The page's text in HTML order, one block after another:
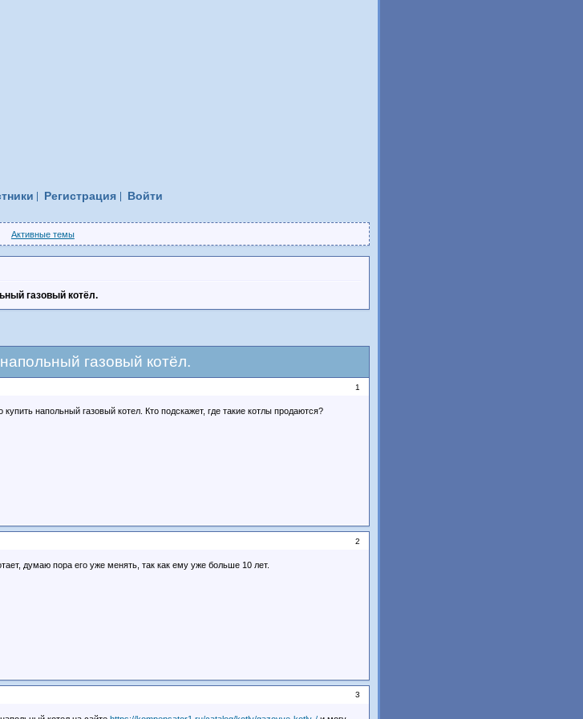
Регистрация Войти
Активные темы
газовый котёл.
газовый котёл.
1
напольный газовый котел. Кто подскажет, где такие котлы продаются?
2
думаю пора его уже менять, так как ему уже больше 10 лет.
3